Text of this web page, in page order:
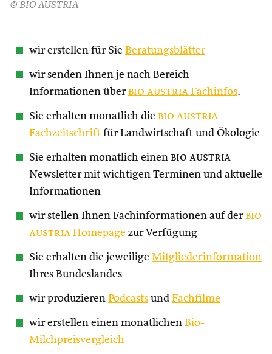
© BIO AUSTRIA
wir erstellen für Sie Beratungsblätter
wir senden Ihnen je nach Bereich
Informationen über bio austria Fachinfos.
Sie erhalten monatlich die bio austria
Fachzeitschrift für Landwirtschaft und Ökologie
Sie erhalten monatlich einen bio austria
Newsletter mit wichtigen Terminen und aktuelle
Informationen
wir stellen Ihnen Fachinformationen auf der bio
austria Homepage zur Verfügung
Sie erhalten die jeweilige Mitgliederinformation
Ihres Bundeslandes
wir produzieren Podcasts und Fachfilme
wir erstellen einen monatlichen Bio-
Milchpreisvergleich